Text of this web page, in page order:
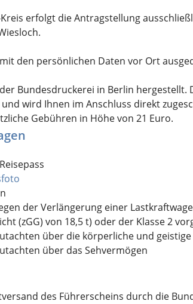
erfolgt die Antragstellung
den persönlichen Daten vor Ort
Bundesdruckerei in Berlin
wird Ihnen im Anschluss direkt
Gebühren in Höhe von 21 Euro.
der Verlängerung einer
(zGG) von 18,5 t) oder der Klasse 2
über die körperliche und geistige
über das Sehvermögen
des Führerscheins durch die